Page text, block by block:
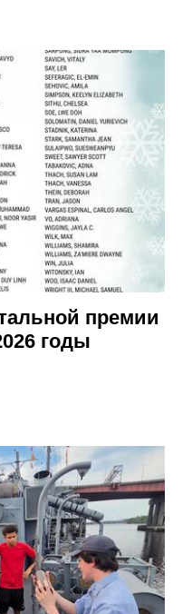
премии
годы